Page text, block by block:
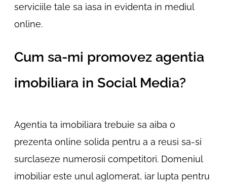
serviciile tale sa iasa in evidenta in mediul
online.
Cum sa-mi promovez agentia
imobiliara in Social Media?
Agentia ta imobiliara trebuie sa aiba o
prezenta online solida pentru a a reusi sa-si
surclaseze numerosii competitori. Domeniul
imobiliar este unul aglomerat, iar lupta pentru